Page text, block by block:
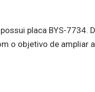
placa BYS-7734.
o objetivo de ampliar